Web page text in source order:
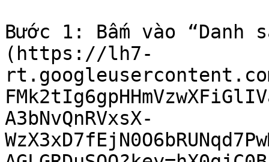
Bước 1: Bấm vào
(https://lh7-
rt.googleusercontent.com/
A3bNvQnRVxsX-